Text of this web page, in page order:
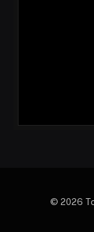
© 2026